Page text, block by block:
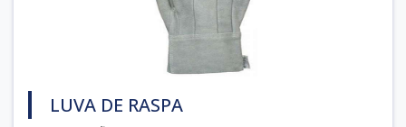
LUVA DE RASPA